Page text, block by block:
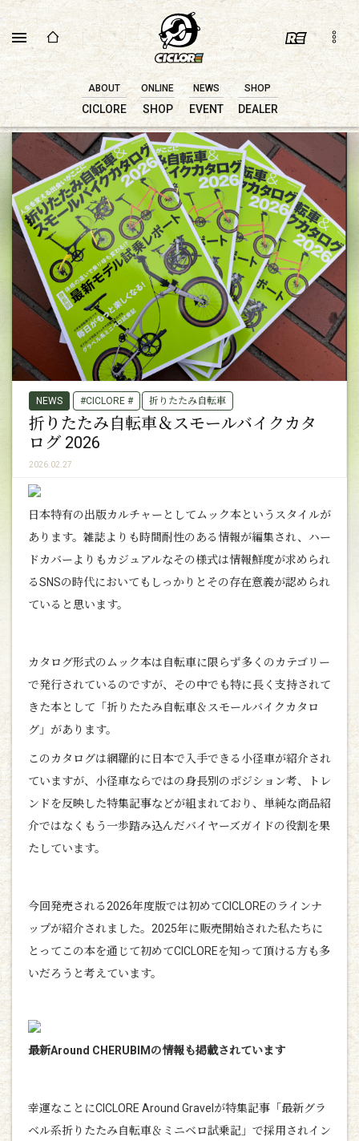
ABOUT
CICLORE
ONLINE
SHOP
NEWS
EVENT
SHOP
DEALER
NEWS #CICLORE # 折りたたみ自転車
折りたたみ自転車＆スモールバイクカタ
ログ 2026
2026.02.27
日本特有の出版カルチャーとしてムック本というスタイルが
あります。雑誌よりも時間耐性のある情報が編集され、ハー
ドカバーよりもカジュアルなその様式は情報鮮度が求められ
るSNSの時代においてもしっかりとその存在意義が認められ
ていると思います。
カタログ形式のムック本は自転車に限らず多くのカテゴリー
で発行されているのですが、その中でも特に長く支持されて
きた本として「折りたたみ自転車＆スモールバイクカタロ
グ」があります。
このカタログは網羅的に日本で入手できる小径車が紹介され
ていますが、小径車ならではの身長別のポジション考、トレ
ンドを反映した特集記事などが組まれており、単純な商品紹
介ではなくもう一歩踏み込んだバイヤーズガイドの役割を果
たしています。
今回発売される2026年度版では初めてCICLOREのラインナ
ップが紹介されました。2025年に販売開始された私たちに
とってこの本を通じて初めてCICLOREを知って頂ける方も多
いだろうと考えています。
最新Around CHERUBIM の情報も掲載されています
幸運なことにCICLORE Around Gravelが特集記事「最新グラ
ベル系折りたたみ自転車＆ミニベロ試乗記」で採用されイン